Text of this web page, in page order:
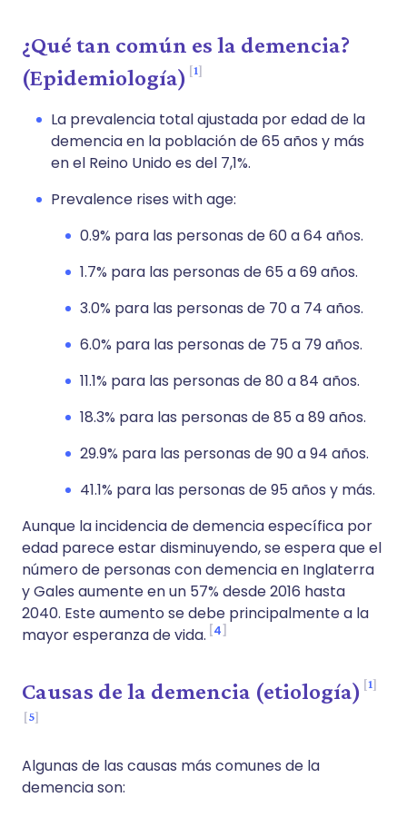
¿Qué tan común es la demencia?
(Epidemiología)
1
La prevalencia total ajustada por edad de la
demencia en la población de 65 años y más
en el Reino Unido es del 7,1%.
Prevalence rises with age:
0.9% para las personas de 60 a 64 años.
1.7% para las personas de 65 a 69 años.
3.0% para las personas de 70 a 74 años.
6.0% para las personas de 75 a 79 años.
11.1% para las personas de 80 a 84 años.
18.3% para las personas de 85 a 89 años.
29.9% para las personas de 90 a 94 años.
41.1% para las personas de 95 años y más.
Aunque la incidencia de demencia específica por
edad parece estar disminuyendo, se espera que el
número de personas con demencia en Inglaterra
y Gales aumente en un 57% desde 2016 hasta
2040. Este aumento se debe principalmente a la
mayor esperanza de vida. 4
Causas de la demencia (etiología) 1
5
Algunas de las causas más comunes de la
demencia son: